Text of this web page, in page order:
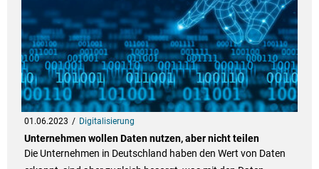
01.06.2023 Digitalisierung
Unternehmen wollen Daten nutzen, aber nicht teilen
Die Unternehmen in Deutschland haben den Wert von Daten